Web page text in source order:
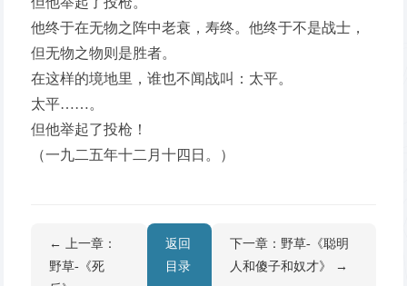
他终于在无物之阵中老衰，寿终。他终于不是战士，
但无物之物则是胜者。
在这样的境地里，谁也不闻战叫：太平。
太平……。
但他举起了投枪！
（一九二五年十二月十四日。）
← 上一章：
野草-《死
返回
目录
下一章：野草-《聪明
人和傻子和奴才》 →